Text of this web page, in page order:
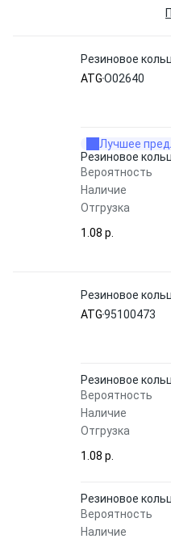
Резиновое
ATGO02640
Лучшее
Резиновое
Вероятность
Наличие
Отгрузка
1.08 p.
Резиновое
ATG95100473
Резиновое
Вероятность
Наличие
Отгрузка
1.08 p.
Резиновое
Вероятность
Наличие